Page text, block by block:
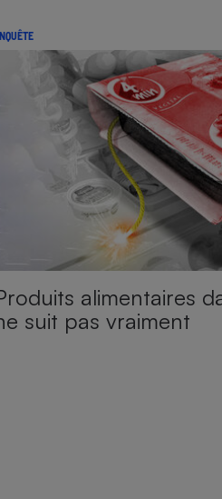
alimentaires
suit pas vraiment